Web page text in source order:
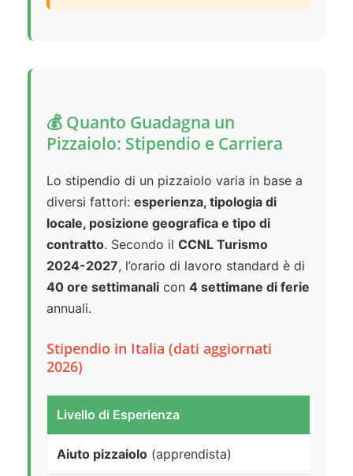
💰 Quanto Guadagna un
Pizzaiolo: Stipendio e Carriera
Lo stipendio di un pizzaiolo varia in base a
diversi fattori: esperienza, tipologia di
locale, posizione geografica e tipo di
contratto. Secondo il CCNL Turismo
2024-2027, l’orario di lavoro standard è di
40 ore settimanali con 4 settimane di ferie
annuali.
Stipendio in Italia (dati aggiornati
2026)
Livello di Esperienza
Aiuto pizzaiolo (apprendista)